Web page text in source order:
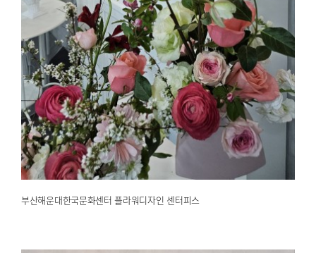
부산해운대한국문화센터 플라워디자인 센터피스
2025.04.19해운대한국문화센터
부산해운대한국문화센터 플라워디자인 센터피스